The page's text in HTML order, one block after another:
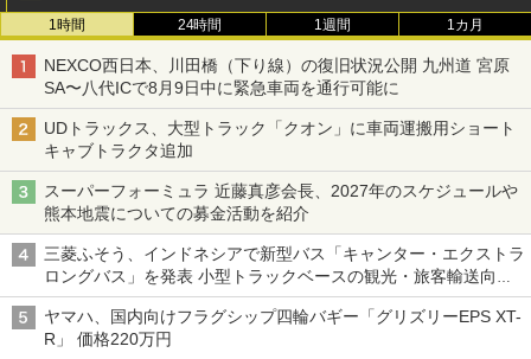
1時間 24時間 1週間 1カ月
NEXCO西日本、川田橋（下り線）の復旧状況公開 九州道 宮原
SA〜八代ICで8月9日中に緊急車両を通行可能に
UDトラックス、大型トラック「クオン」に車両運搬用ショート
キャブトラクタ追加
スーパーフォーミュラ 近藤真彦会長、2027年のスケジュールや
熊本地震についての募金活動を紹介
三菱ふそう、インドネシアで新型バス「キャンター・エクストラ
ロングバス」を発表 小型トラックベースの観光・旅客輸送向け
バス
ヤマハ、国内向けフラグシップ四輪バギー「グリズリーEPS XT-
R」 価格220万円